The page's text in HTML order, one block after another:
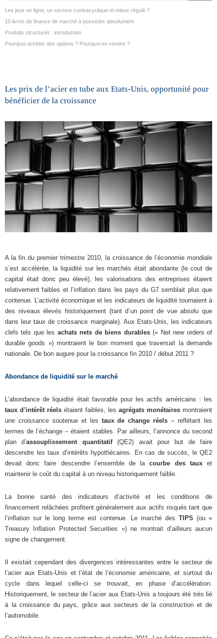
Les jeux en ligne, un secteur contracyclique et mieux régulé ?
10 livres de finance de marché à posséder absolument
Produits structurés : introduction
Pourquoi acheter des options ? Pourquoi en vendre ?
Les prix de l’acier en tube aux Etats-Unis, opportunité pour
bénéficier de la croissance
A la fin du premier trimestre 2010, la croissance de l’économie mondiale
s’est accélérée, la liquidité sur les marchés était abondante (le cout de
capital était donc peu élevé), les valorisations des entreprises étaient
relativement faibles et l’inflation dans les pays du G7 semblait plus que
contenue. L’activité économique et les indicateurs de liquidité tournaient à
des niveaux élevés historiquement (tant d’un point de vue absolu que
dans leur taux de croissance marginale). Aux Etats-Unis, les indicateurs
clefs tels que les achats nets de biens durables(« Net new orders of
durable goods ») montraient le bon moment que traversait la demande
nationale. De bon augure pour la croissance fin 2010 / début 2011 ?
Abondance de liquidité sur le marché
L’abondance de liquidité était favorable pour les actifs américains : les
taux d’intérêt réels étaient faibles, les agrégats monétaires montraient
une croissance soutenue et les taux de change réels – reflétant les
termes de l’échange – étaient stables. Par ailleurs, l’annonce du second
plan d’assouplissement quantitatif(QE2) avait pour but de faire
descendre les taux d’intérêts hypothécaires. En cas de succès, le QE2
devait donc faire descendre l’ensemble de lacourbe des tauxet
maintenir le coût du capital à un niveau historiquement faible.
La bonne santé des indicateurs d’activité et les conditions de
financement relâchées profitent généralement aux actifs risqués tant que
l’inflation sur le long terme est contenue. Le marché des TIPS (ou «
Treasury Inflation Protected Securities ») ne montrait d’ailleurs aucun
signe de changement.
Il existait cependant des divergences intéressantes entre le secteur de
l’acier aux Etats-Unis et l’état de l’économie américaine, et surtout du
cycle dans lequel celle-ci se trouvait, en phase d’accélération.
Historiquement, le secteur de l’acier aux Etats-Unis a toujours été très lié
à la croissance du pays, grâce aux secteurs de la construction et de
l’automobile.